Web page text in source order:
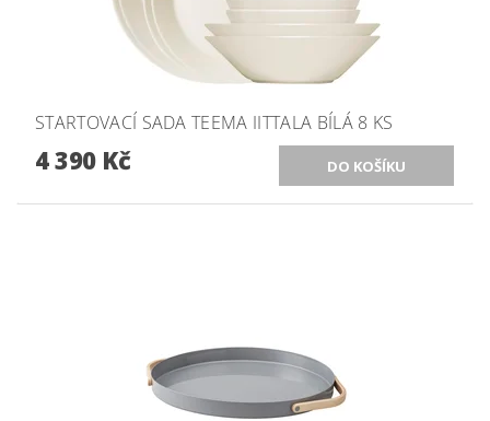
STARTOVACÍ SADA TEEMA IITTALA BÍLÁ 8 KS
4 390 Kč